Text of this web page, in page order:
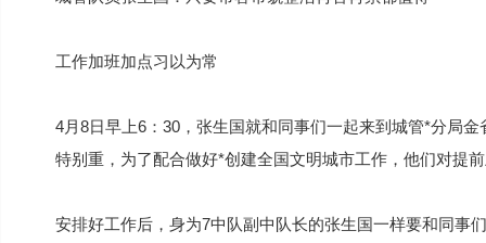
工作加班加点习以为常
4月8日早上6：30，张生国就和同事们一起来到城管*分局
特别重，为了配合做好*创建全国文明城市工作，他们对提
安排好工作后，身为7中队副中队长的张生国一样要和同事